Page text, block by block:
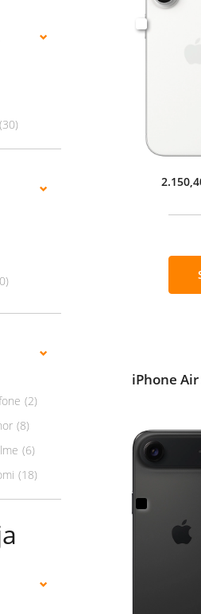
(30)
(2)
(8)
(6)
(18)
iPhone Air